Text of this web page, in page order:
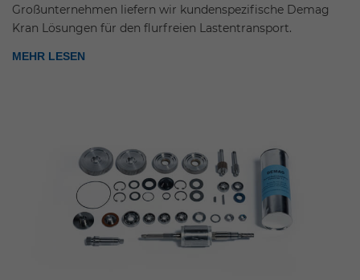
Großunternehmen liefern wir kundenspezifische Demag
Kran Lösungen für den flurfreien Lastentransport.
MEHR LESEN